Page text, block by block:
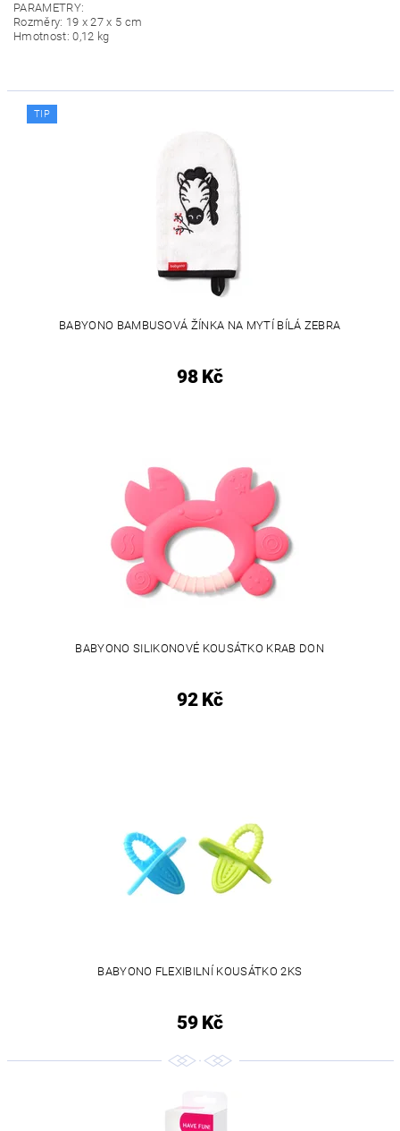
PARAMETRY:
Rozměry: 19 x 27 x 5 cm
Hmotnost: 0,12 kg
TIP
BABYONO BAMBUSOVÁ ŽÍNKA NA MYTÍ BÍLÁ ZEBRA
98 Kč
BABYONO SILIKONOVÉ KOUSÁTKO KRAB DON
92 Kč
BABYONO FLEXIBILNÍ KOUSÁTKO 2KS
59 Kč